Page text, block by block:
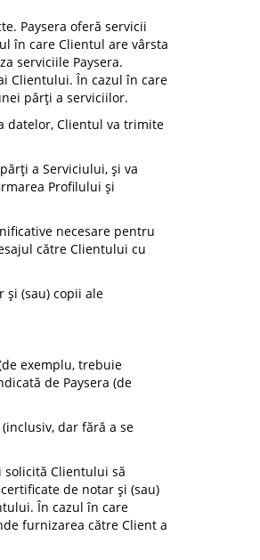
Paysera oferă servicii
în care Clientul are vârsta
serviciile Paysera.
Clientului. În cazul în care
părți a serviciilor.
datelor, Clientul va trimite
a Serviciului, și va
Profilului și
necesare pentru
către Clientului cu
și (sau) copii ale
exemplu, trebuie
de Paysera (de
dar fără a se
Clientului să
de notar și (sau)
În cazul în care
furnizarea către Client a